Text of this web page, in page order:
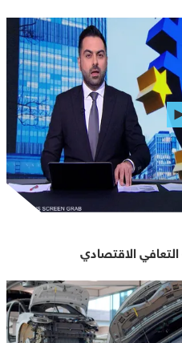
الاقتصادي